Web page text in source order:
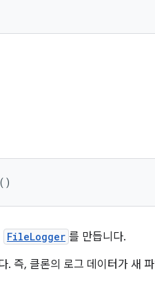
FileLogger 를 만듭니다.
. 즉, 클론의 로그 데이터가 새